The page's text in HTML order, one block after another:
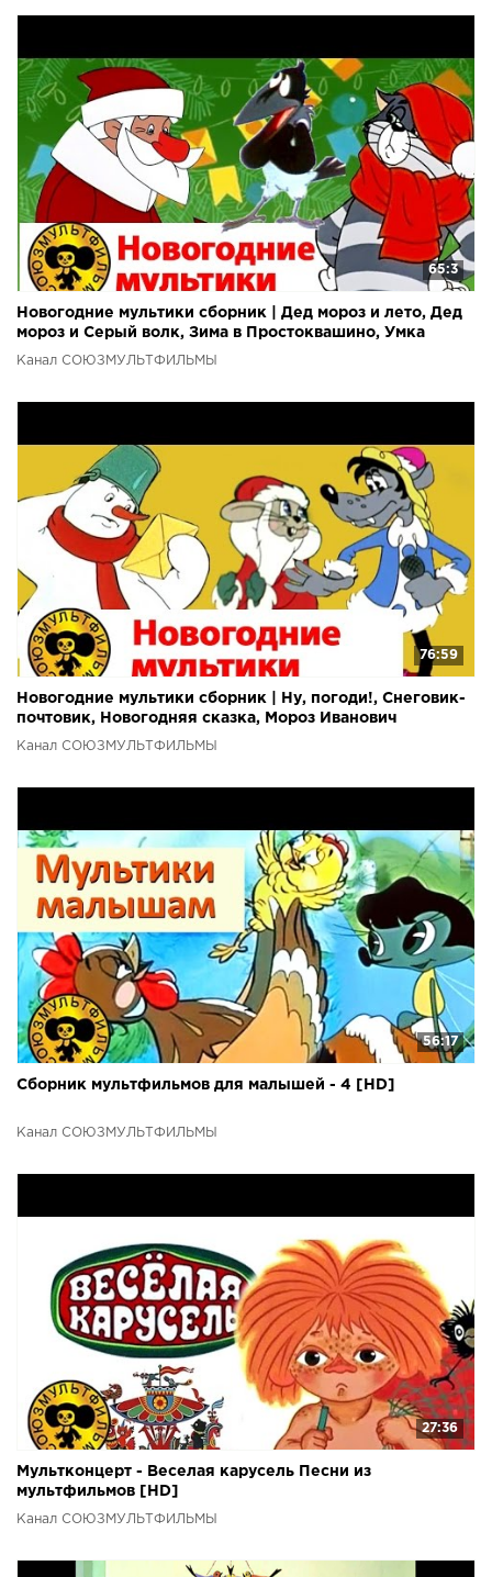
65:3
Новогодние мультики сборник | Дед мороз и лето, Дед
мороз и Серый волк, Зима в Простоквашино, Умка
Канал СОЮЗМУЛЬТФИЛЬМЫ
76:59
Новогодние мультики сборник | Ну, погоди!, Снеговик-
почтовик, Новогодняя сказка, Мороз Иванович
Канал СОЮЗМУЛЬТФИЛЬМЫ
56:17
Сборник мультфильмов для малышей - 4 [HD]
Канал СОЮЗМУЛЬТФИЛЬМЫ
27:36
Мультконцерт - Веселая карусель Песни из
мультфильмов [HD]
Канал СОЮЗМУЛЬТФИЛЬМЫ